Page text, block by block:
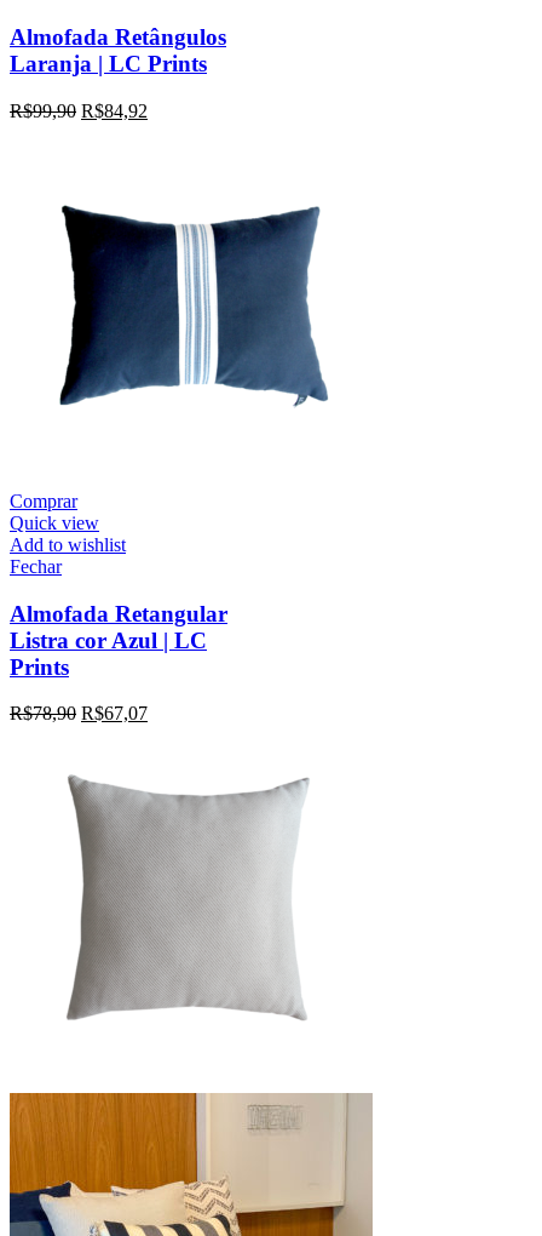
Almofada Retângulos
Laranja | LC Prints
R$99,90 R$84,92
Comprar
Quick view
Add to wishlist
Fechar
Almofada Retangular
Listra cor Azul | LC
Prints
R$78,90 R$67,07